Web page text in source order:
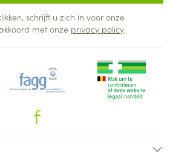
schrijft u zich in voor onze
met onze privacy policy.